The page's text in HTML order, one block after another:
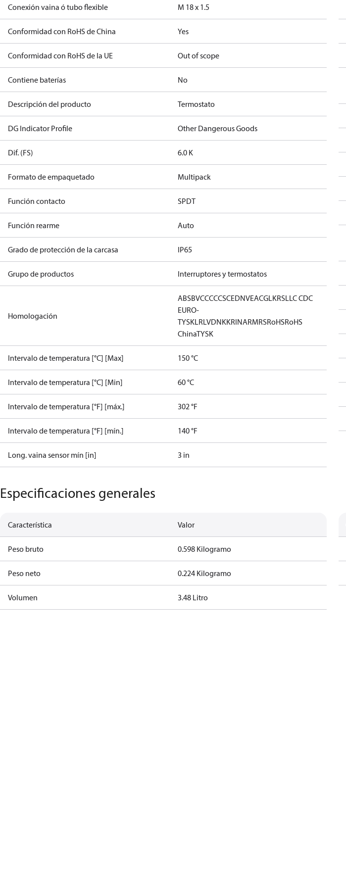
Conexión vaina ó tubo flexible M 18 x 1.5
Conformidad con RoHS de China Yes
Conformidad con RoHS de la UE Out of scope
Contiene baterías No
Descripción del producto Termostato
DG Indicator Profile Other Dangerous Goods
Dif. (FS) 6.0 K
Formato de empaquetado Multipack
Función contacto SPDT
Función rearme Auto
Grado de protección de la carcasa IP65
Grupo de productos Interruptores y termostatos
Homologación
ABSBVCCCCCSCEDNVEACGLKRSLLC CDC
EURO-
TYSKLRLVDNKKRINARMRSRoHSRoHS
ChinaTYSK
Intervalo de temperatura [°C] [Max] 150 °C
Intervalo de temperatura [°C] [Min] 60 °C
Intervalo de temperatura [°F] [máx.] 302 °F
Intervalo de temperatura [°F] [mín.] 140 °F
Long. vaina sensor mín [in] 3 in
Especificaciones generales
Característica Valor
Peso bruto 0.598 Kilogramo
Peso neto 0.224 Kilogramo
Volumen 3.48 Litro